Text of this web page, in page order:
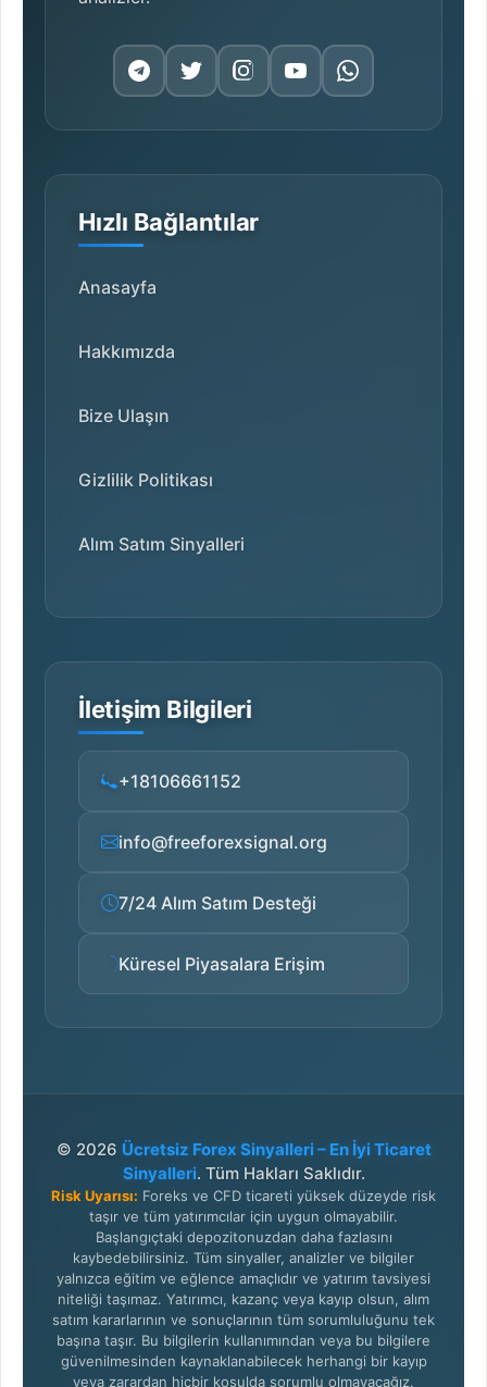
Hızlı Bağlantılar
Anasayfa
Hakkımızda
Bize Ulaşın
Gizlilik Politikası
Alım Satım Sinyalleri
İletişim Bilgileri
+18106661152
info@freeforexsignal.org
7/24 Alım Satım Desteği
Küresel Piyasalara Erişim
© 2026 Ücretsiz Forex Sinyalleri – En İyi Ticaret
Sinyalleri. Tüm Hakları Saklıdır.
Risk Uyarısı: Foreks ve CFD ticareti yüksek düzeyde risk
taşır ve tüm yatırımcılar için uygun olmayabilir.
Başlangıçtaki depozitonuzdan daha fazlasını
kaybedebilirsiniz. Tüm sinyaller, analizler ve bilgiler
yalnızca eğitim ve eğlence amaçlıdır ve yatırım tavsiyesi
niteliği taşımaz. Yatırımcı, kazanç veya kayıp olsun, alım
satım kararlarının ve sonuçlarının tüm sorumluluğunu tek
başına taşır. Bu bilgilerin kullanımından veya bu bilgilere
güvenilmesinden kaynaklanabilecek herhangi bir kayıp
veya zarardan hiçbir koşulda sorumlu olmayacağız.